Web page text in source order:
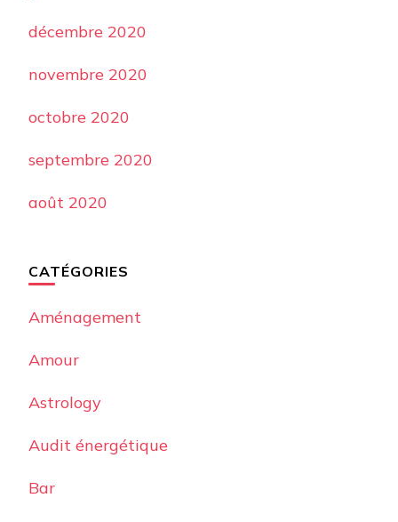
décembre 2020
novembre 2020
octobre 2020
septembre 2020
août 2020
CATÉGORIES
Aménagement
Amour
Astrology
Audit énergétique
Bar